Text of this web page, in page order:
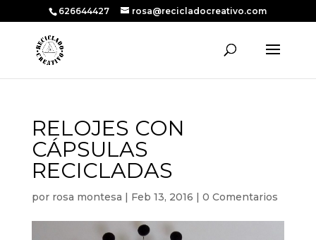
626644427 rosa@recicladocreativo.com
RELOJES CON
CÁPSULAS
RECICLADAS
por rosa montesa | Feb 13, 2016 | 0 Comentarios